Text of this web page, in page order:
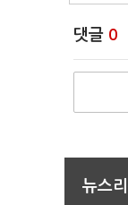
댓글 0
뉴스